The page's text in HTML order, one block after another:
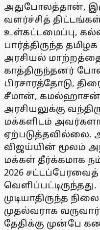
அதுபோலத்தான்,
வளர்ச்சித்
உள்கட்டமைப்பு,
பார்த்திருந்த
அரசியல்
காத்திருந்தனர்
பிரசாரத்தோடு,
சீமான்,
அரசியலுக்கு
மக்களிடம்
விஜய்யின் மூலம்
மக்கள் தீர்க்கமாக
2026 சட்டப்பேரவைத்
முடியாதிருந்த
முதல்வராக
தேதிக்கு முன்பே